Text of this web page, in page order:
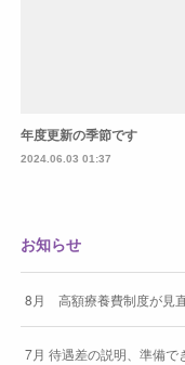
年度更新の季節です
2024.06.03 01:37
お知らせ
8月 高額療養費制度が見
7月 待遇差の説明、準備